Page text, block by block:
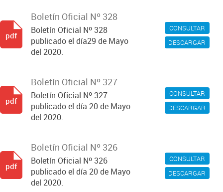
CONSULTAR
DESCARGAR
Boletín Oficial Nº 328
Boletín Oficial Nº 328
publicado el día29 de Mayo
del 2020.
pdf
CONSULTAR
DESCARGAR
Boletín Oficial Nº 327
Boletín Oficial Nº 327
publicado el día 20 de Mayo
del 2020.
pdf
CONSULTAR
DESCARGAR
Boletín Oficial Nº 326
Boletín Oficial Nº 326
publicado el día 20 de Mayo
del 2020.
pdf